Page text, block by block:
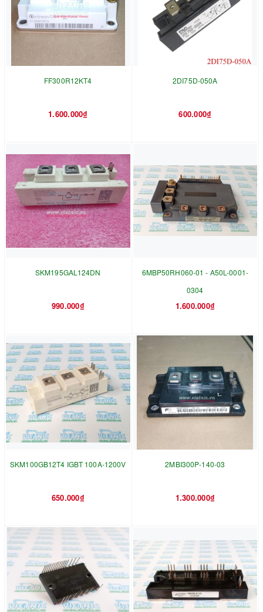
FF300R12KT4
1.600.000₫
2DI75D-050A
600.000₫
SKM195GAL124DN
990.000₫
6MBP50RH060-01 - A50L-0001-
0304
1.600.000₫
SKM100GB12T4 IGBT 100A-1200V
650.000₫
2MBI300P-140-03
1.300.000₫